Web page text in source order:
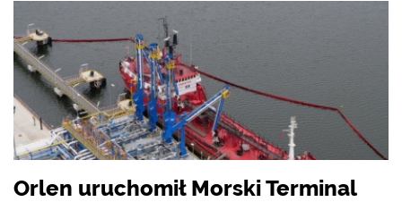
Orlen uruchomił Morski Terminal